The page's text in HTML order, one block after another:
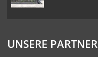
UNSERE PARTNER